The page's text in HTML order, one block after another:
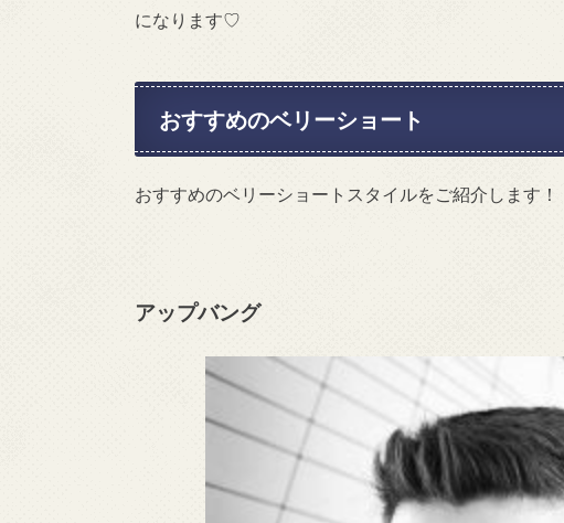
になります♡
おすすめのベリーショート
おすすめのベリーショートスタイルをご紹介します！
アップバング